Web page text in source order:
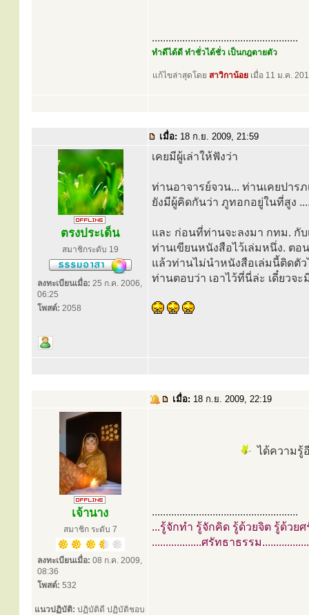
.....................................................
ทำดีได้ดี ทำชั่วได้ชั่ว เป็นกฎตายตัว
แก้ไขล่าสุดโดย สาวิกาน้อย เมื่อ 11 ม.ค.
เมื่อ: 18 ก.ย. 2009, 21:59
ตรงประเด็น
สมาชิกระดับ 19
ลงทะเบียนเมื่อ: 25 ก.ค. 2006,
06:25
โพสต์: 2058
เคยมีผู้เล่าให้ฟังว่า
ท่านอาจารย์จวน... ท่านเคยปาร
ยังมีผู้คิดกันว่า ภูทอกอยู่ในที่สูง
และ ก่อนที่ท่านจะลงมา กทม. กั
ท่านเขียนหนังสือไว้เล่มหนึ่ง. ตอ
แล้วท่านไม่นำหนังสือเล่มนี้ติดตัว
ท่านตอบว่า เอาไว้ที่นี่ล่ะ เดี๋ยวจะ
เมื่อ: 18 ก.ย. 2009, 22:19
เจ้านาง
สมาชิก ระดับ 7
ลงทะเบียนเมื่อ: 08 ก.ค. 2009,
08:36
โพสต์: 532
แนวปฏิบัติ: ปฏิบัติดี ปฏิบัติชอบ
ได้ความรู้
.....................................................
...รู้จักทำ รู้จักคิด รู้ด้วยจิต รู้ด้วยศ
..................ศรัทธาธรรม